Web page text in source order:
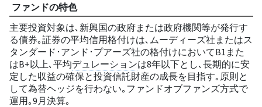
ファンドの特色
主要投資対象は､新興国の政府または政府機関等が発行す
る債券｡証券の平均信用格付けは､ムーディーズ社またはス
タンダード･アンド･プアーズ社の格付けにおいてB1また
はB+以上､平均デュレーションは8年以下とし､長期的に安
定した収益の確保と投資信託財産の成長を目指す｡原則と
して為替ヘッジを行わない｡ファンドオブファンズ方式で
運用｡9月決算｡